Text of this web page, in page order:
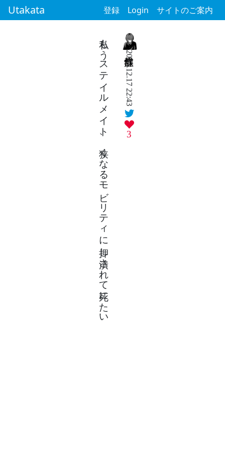
Utakata 登録 Login サイトのご案内
2025.12.17 22:43
3
私もうステイルメイト、狭くなるモビリティに押し潰されて死にたい